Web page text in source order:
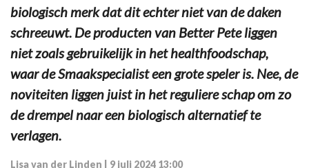
biologisch merk dat dit echter niet van de daken
schreeuwt. De producten van Better Pete liggen
niet zoals gebruikelijk in het healthfoodschap,
waar de Smaakspecialist een grote speler is. Nee, de
noviteiten liggen juist in het reguliere schap om zo
de drempel naar een biologisch alternatief te
verlagen.
Lisa van der Linden 9 juli 2024 13:00